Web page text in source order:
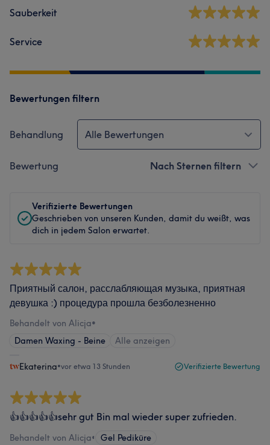
Sauberkeit
Service
Bewertungen filtern
Behandlung Alle Bewertungen
Bewertung Nach Sternen filtern
Verifizierte Bewertungen
Geschrieben von unseren Kunden, damit du weißt, was
dich in jedem Salon erwartet.
Приятный салон, расслабляющая музыка, приятная
девушка :) процедура прошла безболезненно
Behandelt von Alicja•
Damen Waxing - Beine
Alle anzeigen
Ekaterina•vor etwa 13 Stunden Verifizierte Bewertung
👍👍👍👍👍sehr gut Bin mal wieder super zufrieden.
Behandelt von Alicja• Gel Pediküre